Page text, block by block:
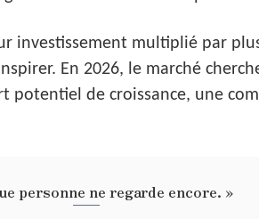
investissement multiplié par
En 2026, le marché
potentiel de croissance, une
personne ne regarde encore. »